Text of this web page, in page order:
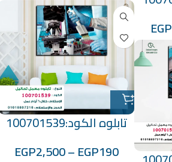
EGP
تابلوه الكود:100701539
EGP190
–
EGP2,500